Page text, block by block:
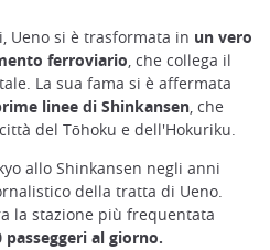
Ueno si è trasformata in un vero
ferroviario, che collega il
La sua fama si è affermata
linee di Shinkansen, che
del Tōhoku e dell'Hokuriku.
allo Shinkansen negli anni
della tratta di Ueno.
la stazione più frequentata
passeggeri al giorno.